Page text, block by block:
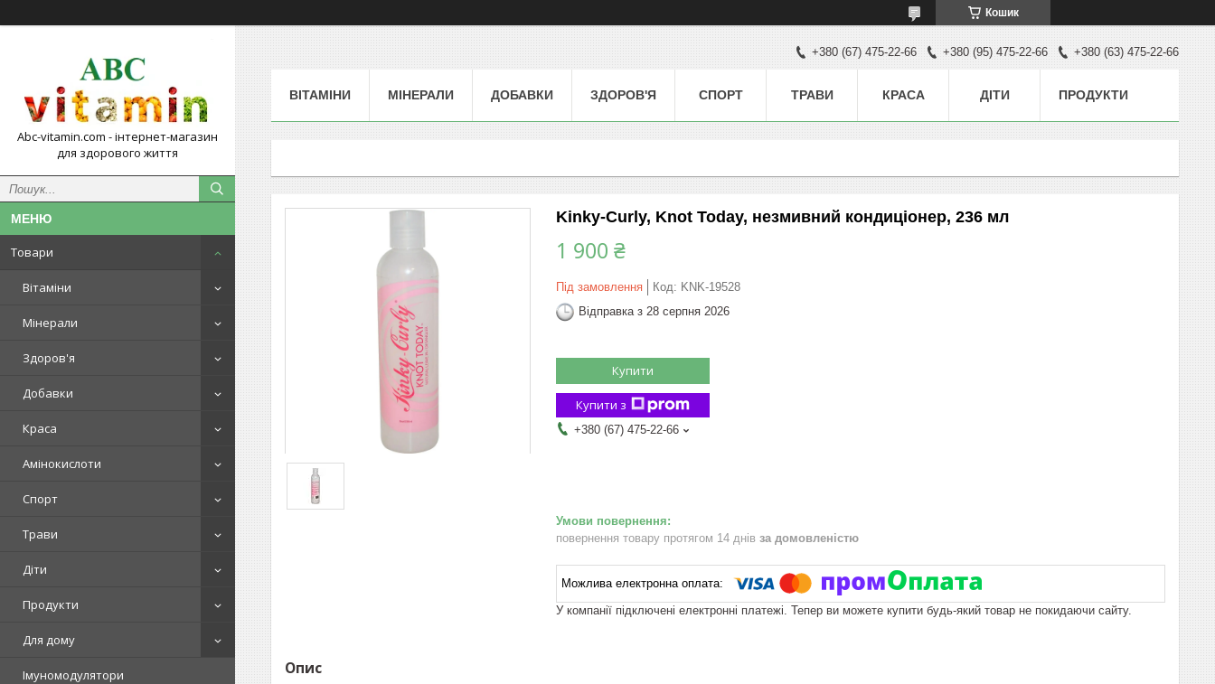
Кошик
Abc-vitamin.com - інтернет-магазин
для здорового життя
Товари
Вітаміни
Мінерали
Здоров'я
Добавки
Краса
Амінокислоти
Спорт
Трави
Діти
Продукти
Для дому
Імуномодулятори
+380 (67) 475-22-66 +380 (95) 475-22-66 +380 (63) 475-22-66
ВІТАМІНИ МІНЕРАЛИ ДОБАВКИ ЗДОРОВ'Я СПОРТ ТРАВИ КРАСА ДІТИ ПРОДУКТИ
Kinky-Curly, Knot Today, незмивний кондиціонер, 236 мл
1 900 ₴
Під замовлення Код: KNK-19528
Відправка з 28 серпня 2026
Купити
Купити з
+380 (67) 475-22-66
повернення товару протягом 14 днів за домовленістю
У компанії підключені електронні платежі. Тепер ви можете купити будь-який товар не покидаючи сайту.
Опис